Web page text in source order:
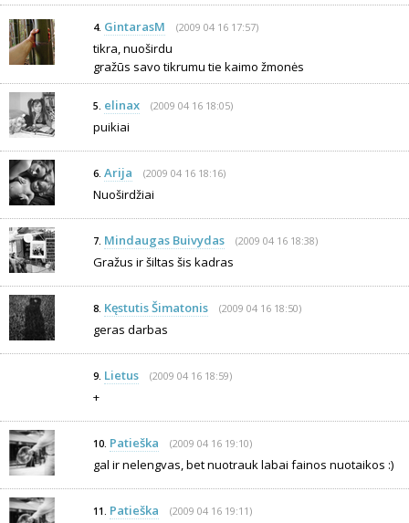
4. GintarasM (2009 04 16 17:57)
tikra, nuoširdu
gražūs savo tikrumu tie kaimo žmonės
5. elinax (2009 04 16 18:05)
puikiai
6. Arija (2009 04 16 18:16)
Nuoširdžiai
7. Mindaugas Buivydas (2009 04 16 18:38)
Gražus ir šiltas šis kadras
8. Kęstutis Šimatonis (2009 04 16 18:50)
geras darbas
9. Lietus (2009 04 16 18:59)
+
10. Patieška (2009 04 16 19:10)
gal ir nelengvas, bet nuotrauk labai fainos nuotaikos :)
11. Patieška (2009 04 16 19:11)